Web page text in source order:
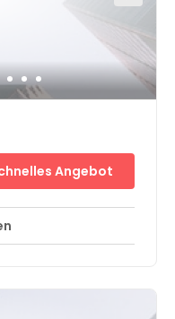
Büros der Stadt.
wie der Bank of
Angebot